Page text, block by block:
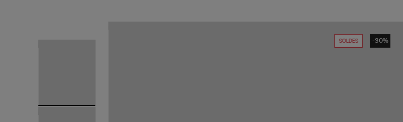
SOLDES -30%